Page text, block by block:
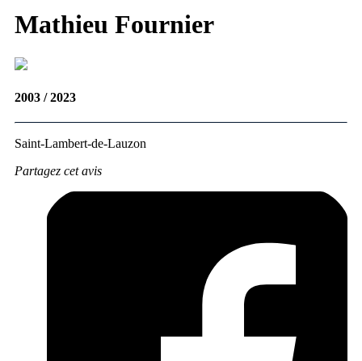
Mathieu Fournier
2003 / 2023
Saint-Lambert-de-Lauzon
Partagez cet avis